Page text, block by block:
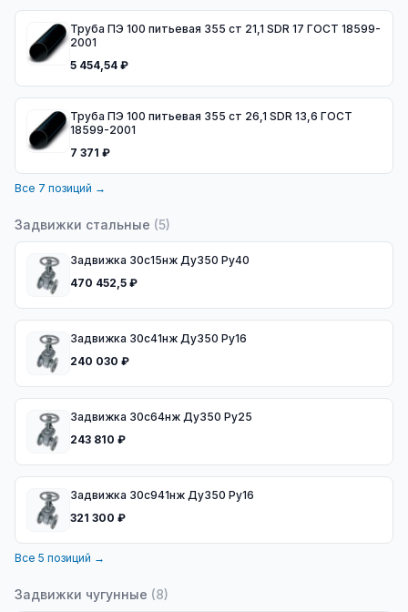
Труба ПЭ 100 питьевая 355 ст 21,1 SDR 17 ГОСТ 18599-
2001
5 454,54 ₽
Труба ПЭ 100 питьевая 355 ст 26,1 SDR 13,6 ГОСТ
18599-2001
7 371 ₽
Все 7 позиций →
Задвижки стальные (5)
Задвижка 30с15нж Ду350 Ру40
470 452,5 ₽
Задвижка 30с41нж Ду350 Ру16
240 030 ₽
Задвижка 30с64нж Ду350 Ру25
243 810 ₽
Задвижка 30с941нж Ду350 Ру16
321 300 ₽
Все 5 позиций →
Задвижки чугунные (8)